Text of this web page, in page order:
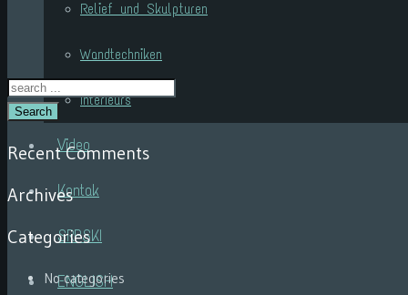
Relief und Skulpturen
Wandtechniken
Interieurs
Video
Kontak
SRPSKI
ENGLISH
Search
Recent Comments
Archives
Categories
No categories